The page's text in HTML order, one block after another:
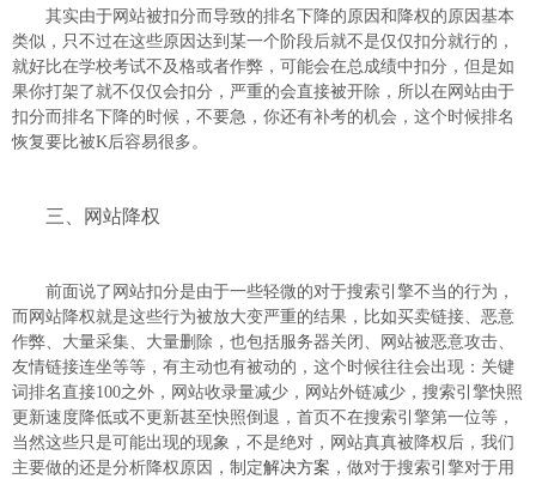
其实由于网站被扣分而导致的排名下降的原因和降权的原因基本
类似，只不过在这些原因达到某一个阶段后就不是仅仅扣分就行的，
就好比在学校考试不及格或者作弊，可能会在总成绩中扣分，但是如
果你打架了就不仅仅会扣分，严重的会直接被开除，所以在网站由于
扣分而排名下降的时候，不要急，你还有补考的机会，这个时候排名
恢复要比被K后容易很多。
三、网站降权
前面说了网站扣分是由于一些轻微的对于搜索引擎不当的行为，
而网站降权就是这些行为被放大变严重的结果，比如买卖链接、恶意
作弊、大量采集、大量删除，也包括服务器关闭、网站被恶意攻击、
友情链接连坐等等，有主动也有被动的，这个时候往往会出现：关键
词排名直接100之外，网站收录量减少，网站外链减少，搜索引擎快照
更新速度降低或不更新甚至快照倒退，首页不在搜索引擎第一位等，
当然这些只是可能出现的现象，不是绝对，网站真真被降权后，我们
主要做的还是分析降权原因，制定解决方案 ，做对于搜索引擎对于用